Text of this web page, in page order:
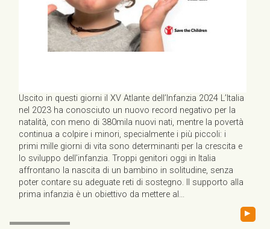
Uscito in questi giorni il XV Atlante dell’Infanzia 2024 L’Italia
nel 2023 ha conosciuto un nuovo record negativo per la
natalità, con meno di 380mila nuovi nati, mentre la povertà
continua a colpire i minori, specialmente i più piccoli: i
primi mille giorni di vita sono determinanti per la crescita e
lo sviluppo dell’infanzia. Troppi genitori oggi in Italia
affrontano la nascita di un bambino in solitudine, senza
poter contare su adeguate reti di sostegno. Il supporto alla
prima infanzia è un obiettivo da mettere al...
▸